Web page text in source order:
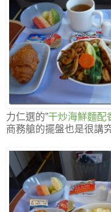
力仁選的”干炒海鮮麵配
商務艙的擺盤也是很講